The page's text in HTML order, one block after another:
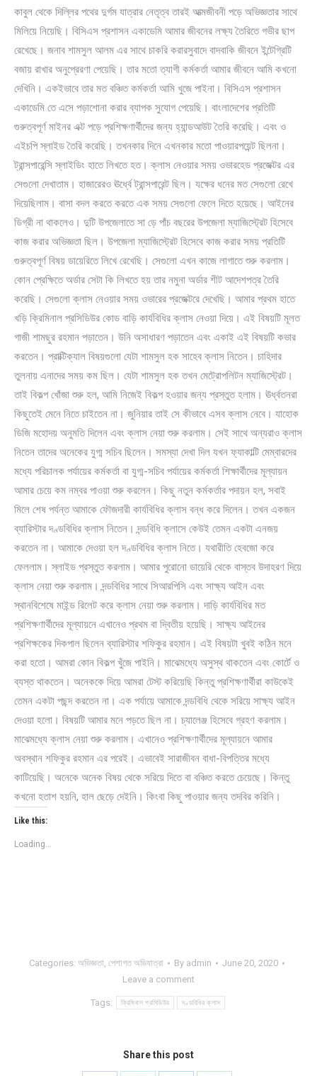
কাবুল থেকে দিল্লির পথের দুর্গম যাত্রার নেতৃত্ব তারই আত্মজীবনী পড়ে অভিজ্ঞতার সাথে
মিলিয়ে নিয়েছি। বিসিএস প্রশাসন একাডেমি আমার জীবনের লক্ষ্য তৈরিতে গভীর ছাপ
রেখেছে। জনাব শামসুল আলম এর সাথে চাকরি করারসুবাদে বাদবাকি জীবনে ইন্টেগ্রিটি
বজায় রাখার অনুপ্রেরণা পেয়েছি। তার মতো ত্যাগী কর্মকর্তা আমার জীবনে আমি কখনো
দেখিনি। একইভাবে তার মত বঞ্চিত কর্মকর্তা আমি খুজে পাইনা। বিসিএস প্রশাসন
একাডেমি তে এসে পড়াশোনা করার ব্যাপক সুযোগ পেয়েছি। বাংলাদেশের প্রতিটি
গুরুত্বপূর্ণ মাইনর এক্ট পড়ে প্রশিক্ষণার্থীদের জন্য হ্যান্ডআউট তৈরি করেছি। এবং ও
এইচপি স্লাইড তৈরি করেছি। তখনকার দিনে এখনকার মতো পাওয়ারপয়েন্ট ছিলনা।
ট্রান্সপারেন্সি স্লাইডিং হাতে লিখতে হত। ক্লাস নেওয়ার সময় ওভারহেড প্রজেক্টর এর
সেগুলো দেখাতাম। হাজারেরও ঊর্ধ্বে ট্রান্সপারেন্ট ছিল। যক্ষের ধনের মত সেগুলো রেখে
দিয়েছিলাম। বাসা বদল করতে করতে এক সময় সেগুলো ফেলে দিতে হয়েছে। আইনের
ডিগ্রী না থাকলেও। দুটি উপজেলাতে সা ড়ে পাঁচ বছরের উপজেলা ম্যাজিস্ট্রেট হিসেবে
কাজ করার অভিজ্ঞতা ছিল। উপজেলা ম্যাজিস্ট্রেট হিসেবে কাজ করার সময় প্রতিটি
গুরুত্বপূর্ণ বিষয় ডায়েরিতে লিখে রেখেছি। সেগুলো এখন কাজে লাগাতে শুরু করলাম।
কোন প্রেক্ষিতে অর্ডার সেটা কি লিখতে হয় তার নমুনা অর্ডার শীট আদেশপত্র তৈরি
করেছি। সেগুলো ক্লাস নেওয়ার সময় ওভারের প্রজেক্টরে দেখেছি। আমার প্রথম হাতে
খড়ি ক্রিমিনাল প্রসিডিউর কোড বাড়ি কার্যবিধির ক্লাস নেওয়া দিয়ে। এই বিষয়টি মূলত
গাজী শামছুর রহমান পড়াতেন। উনি অসাধারণ পড়াতেন এবং একাই এই বিষয়টি কভার
করতেন। প্রাক্টিক্যাল বিষয়গুলো যেটা শামসুল হক সাহেব ক্লাস নিতেন। চাহিদার
তুলনায় এনাদের সময় কম ছিল। যেটা শামসুল হক তখন মেট্রোপলিটন ম্যাজিস্ট্রেট।
তাই বিকল্প খোঁজা শুরু হল, আমি নিজেই বিকল্প হওয়ার জন্য প্রস্তুত হলাম। ঊর্ধ্বতনরা
কিছুতেই মেনে নিতে চাইতেন না। জুনিয়ার তাই সে কীভাবে এসব ক্লাস নেবে। যাহোক
ডিজি মহোদয় অনুমতি দিলেন এবং ক্লাস নেয়া শুরু করলাম। সেই সাথে অন্যরাও ক্লাস
নিতেন তাদের অনেকের যুগ্ম সচিব ছিলেন। সমস্যা দেখা দিল যখন ফ্যাকাল্টি মেম্বারদের
মধ্যে পরিচালক পর্যায়ের কর্মকর্তা বা যুগ্ম-সচিব পর্যায়ের কর্মকর্তা শিক্ষার্থীদের মূল্যায়ন
আমার চেয়ে কম নম্বর পাওয়া শুরু করলেন। কিছু নতুন কর্মকর্তার পদায়ন হল, সবাই
মিলে শেষ পর্যন্ত আমাকে ফৌজদারী কার্যবিধির ক্লাস বন্ধ করে দিলেন। তখন একজন
ব্যারিস্টার দণ্ডবিধির ক্লাস নিতেন। দন্ডবিধি ক্লাসে কেউই তেমন একটা এনজয়
করতেন না। আমাকে দেওয়া হল দণ্ডবিধির ক্লাস নিতে। যথারীতি হেবজো করে
ফেললাম। স্লাইড প্রস্তুত করলাম। আমার পুরোনো ডায়েরি থেকে বাস্তব উদাহরণ দিয়ে
ক্লাস নেয়া শুরু করলাম। দন্ডবিধির সাথে সিআরপিসি এবং সাক্ষ্য আইন এবং
স্থানবিশেষে মাইন্ড রিলেট করে ক্লাস নেয়া শুরু করলাম। দাড়ি কার্যবিধির মত
প্রশিক্ষণার্থীদের মূল্যায়নে এখানেও প্রথম বা দ্বিতীয় হয়েছি। সাক্ষ্য আইনের
প্রশিক্ষকের দিকপাল ছিলেন ব্যারিস্টার শফিকুর রহমান। এই বিষয়টা খুবই কঠিন মনে
করা হতো। আমরা কোন বিকল্প খুঁজে পাইনি। মাঝেমধ্যে অসুস্থ থাকতেন এবং কোর্টে ও
ব্যস্ত থাকতেন। অনেককে দিয়ে আমরা টেস্ট করিয়েছি কিন্তু প্রশিক্ষণার্থীরা কাউকেই
তেমন একটা পছন্দ করতেন না। এক পর্যায়ে আমাকে দন্ডবিধি থেকে সরিয়ে সাক্ষ্য আইন
দেওয়া হলো। বিষয়টি আমার মনে পড়তে ছিল না। চ্যালেঞ্জ হিসেবে গ্রহণ করলাম।
মাঝেমধ্যে ক্লাস নেয়া শুরু করলাম। এখানেও প্রশিক্ষণার্থীদের মূল্যায়নে আমার
অবস্থান শফিকুর রহমান এর পরেই। এভাবেই সারাজীবন বাধা-বিপত্তির মধ্যে
কাটিয়েছি। অনেকে অনেক বিষয় থেকে সরিয়ে দিতে বা বঞ্চিত করতে চেয়েছে। কিন্তু
কখনো হতাশ হয়নি, হাল ছেড়ে দেইনি। কিংবা কিছু পাওয়ার জন্য তদবির করিনি।
Like this:
Loading...
Categories: অভিজ্ঞতা, পেশাগত অভিযাত্রা By admin
June 20, 2020
Leave a comment
Tags: ক্রিমিনাল প্রসিডিউর দণ্ডবিধির ক্লাস
Share this post